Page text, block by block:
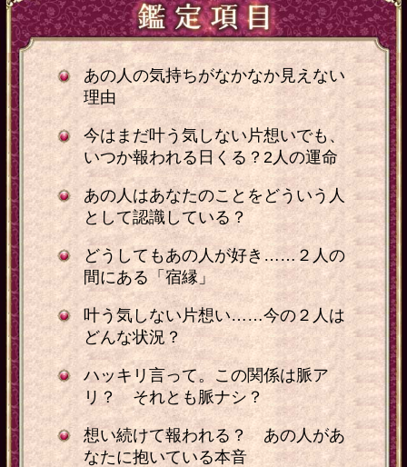
あの人の気持ちがなかなか見えない
理由
今はまだ叶う気しない片想いでも、
いつか報われる日くる？2人の運命
あの人はあなたのことをどういう人
として認識している？
どうしてもあの人が好き……２人の
間にある「宿縁」
叶う気しない片想い……今の２人は
どんな状況？
ハッキリ言って。この関係は脈ア
リ？ それとも脈ナシ？
想い続けて報われる？ あの人があ
なたに抱いている本音